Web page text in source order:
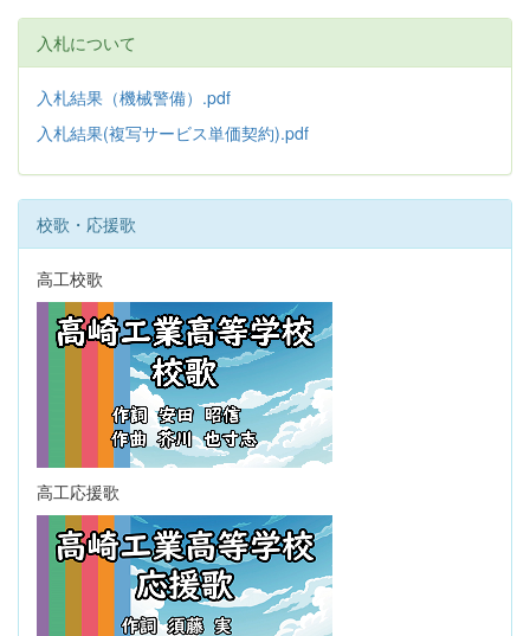
入札について
入札結果（機械警備）.pdf
入札結果(複写サービス単価契約).pdf
校歌・応援歌
高工校歌
高工応援歌